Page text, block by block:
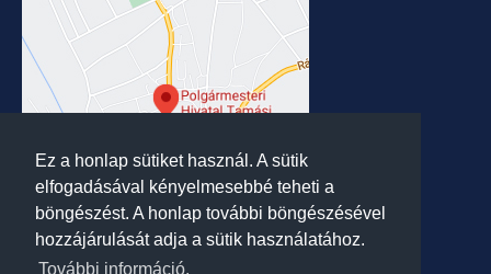
Ez a honlap sütiket használ. A sütik
elfogadásával kényelmesebbé teheti a
böngészést. A honlap további böngészésével
hozzájárulását adja a sütik használatához.
További információ.